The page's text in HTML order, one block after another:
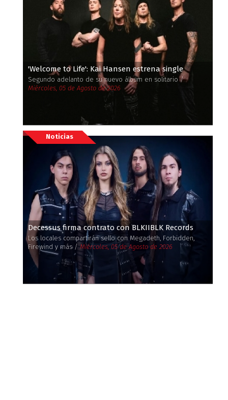
'Welcome to Life': Kai Hansen estrena single
Segundo adelanto de su nuevo álbum en solitario /
Miércoles, 05 de Agosto de 2026
Noticias
Decessus firma contrato con BLKIIBLK Records
Los locales compartirán sello con Megadeth, Forbidden,
Firewind y más /Miércoles, 05 de Agosto de 2026